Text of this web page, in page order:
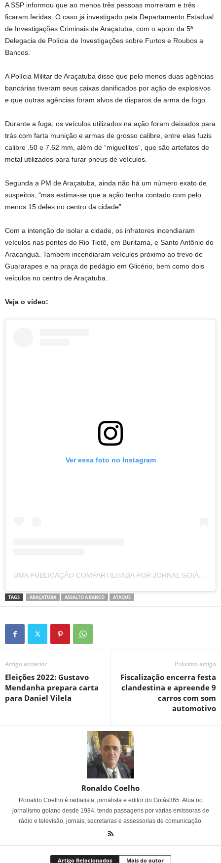
A SSP informou que ao menos três pessoas morreram e três
ficaram feridas. O caso já investigado pela Departamento Estadual
de Investigações Criminais de Araçatuba, com o apoio da 5ª
Delegacia de Polícia de Investigações sobre Furtos e Roubos a
Bancos.
A Polícia Militar de Araçatuba disse que pelo menos duas agências
bancárias tiveram seus caixas danificados por ação de explosivos
e que outras agências foram alvos de disparos de arma de fogo.
Durante a fuga, os veículos utilizados na ação foram deixados para
trás com farta munição e armas de grosso calibre, entre elas fuzis
calibre .50 e 7.62 mm, além de “miguelitos”, que são artefatos de
metal utilizados para furar pneus de veículos.
Segunda a PM de Araçatuba, ainda não há um número exato de
suspeitos, “mas estima-se que a ação tenha contado com pelo
menos 15 deles no centro da cidade”.
Com a intenção de isolar a cidade, os infratores incendiaram
veículos nas pontes do Rio Tietê, em Buritama, e Santo Antônio do
Aracanguá. Também incendiaram veículos próximo ao trevo de
Guararapes e na praça de pedágio em Glicério, bem como dois
veículos no centro de Araçatuba.
Veja o vídeo:
Ver essa foto no Instagram
UMA PUBLICAÇÃO COMPARTILHADA POR JORNAL GOIÁS365 (@GOIAS365)
TAGS ARAÇATUBA ASSALTO A BANCO ATAQUE
Artigo anterior
Eleições 2022: Gustavo
Mendanha prepara carta
para Daniel Vilela
Próximo artigo
Fiscalização encerra festa
clandestina e apreende 9
carros com som
automotivo
Ronaldo Coelho
Ronaldo Coelho é radialista, jornalista e editor do Goiás365. Atua no
jornalismo goiano desde 1984, tendo passagens por várias emissoras de
rádio e televisão, jornais, secretarias e assessorias de comunicação.
Artigo Relacionados Mais do autor